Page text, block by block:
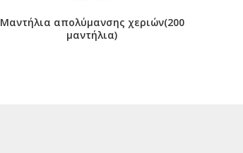
Μαντήλια απολύμανσης χεριών(200
μαντήλια)